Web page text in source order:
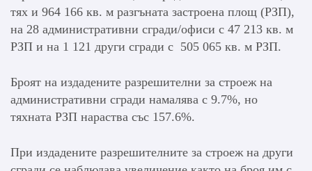
тях и 964 166 кв. м разгъната застроена площ (РЗП),
на 28 административни сгради/офиси с 47 213 кв. м
РЗП и на 1 121 други сгради с 505 065 кв. м РЗП.
Броят на издадените разрешителни за строеж на
административни сгради намалява с 9.7%, но
тяхната РЗП нараства със 157.6%.
При издадените разрешителните за строеж на други